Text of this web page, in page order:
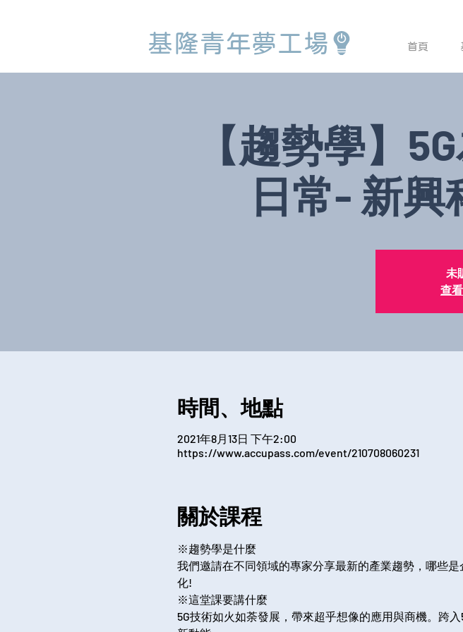
基隆青年夢工場 首頁
【趨勢學】
日常- 新興
未
查
時間、地點
2021年8月13日 下午2:00
https://www.accupass.com/event/210708060231
關於課程
※趨勢學是什麼
我們邀請在不同領域的專家分享最新的產業趨勢，哪些
化!
※這堂課要講什麼
5G技術如火如荼發展，帶來超乎想像的應用與商機。跨